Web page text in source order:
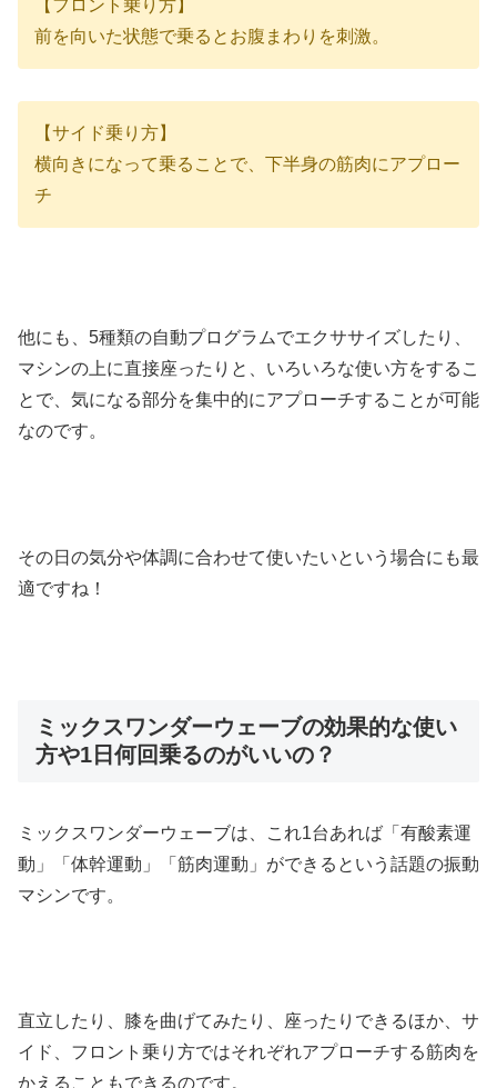
【フロント乗り方】
前を向いた状態で乗るとお腹まわりを刺激。
【サイド乗り方】
横向きになって乗ることで、下半身の筋肉にアプロー
チ
他にも、5種類の自動プログラムでエクササイズしたり、
マシンの上に直接座ったりと、いろいろな使い方をするこ
とで、気になる部分を集中的にアプローチすることが可能
なのです。
その日の気分や体調に合わせて使いたいという場合にも最
適ですね！
ミックスワンダーウェーブの効果的な使い
方や1日何回乗るのがいいの？
ミックスワンダーウェーブは、これ1台あれば「有酸素運
動」「体幹運動」「筋肉運動」ができるという話題の振動
マシンです。
直立したり、膝を曲げてみたり、座ったりできるほか、サ
イド、フロント乗り方ではそれぞれアプローチする筋肉を
かえることもできるのです。